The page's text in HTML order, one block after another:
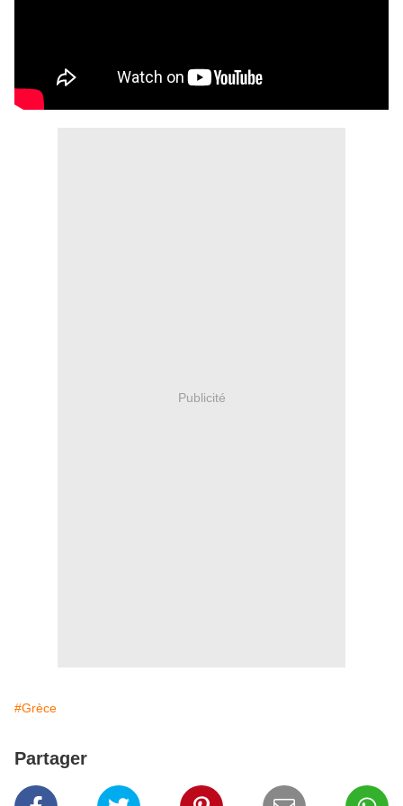
Publicité
#Grèce
Partager